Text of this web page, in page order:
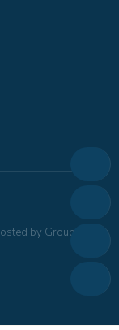
by Group Online